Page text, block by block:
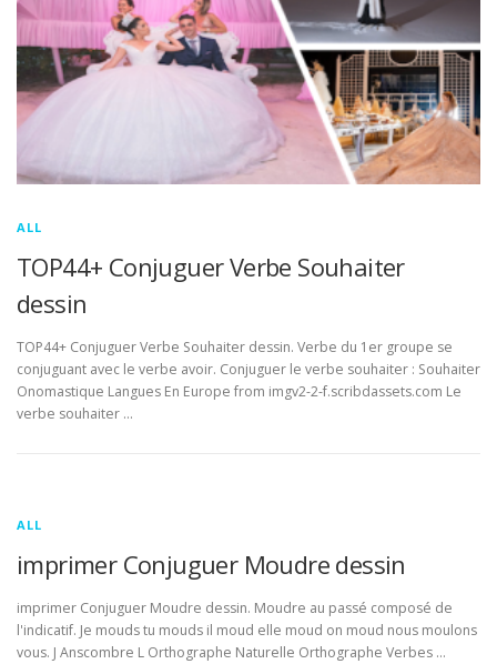
ALL
TOP44+ Conjuguer Verbe Souhaiter
dessin
TOP44+ Conjuguer Verbe Souhaiter dessin. Verbe du 1er groupe se
conjuguant avec le verbe avoir. Conjuguer le verbe souhaiter : Souhaiter
Onomastique Langues En Europe from imgv2-2-f.scribdassets.com Le
verbe souhaiter …
ALL
imprimer Conjuguer Moudre dessin
imprimer Conjuguer Moudre dessin. Moudre au passé composé de
l'indicatif. Je mouds tu mouds il moud elle moud on moud nous moulons
vous. J Anscombre L Orthographe Naturelle Orthographe Verbes …